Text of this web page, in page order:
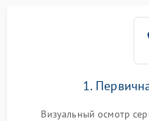
1.
Визуальный осмотр